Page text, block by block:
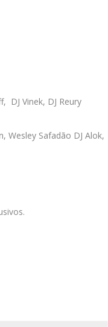
DJ Vinek, DJ Reury
Wesley Safadão DJ Alok,